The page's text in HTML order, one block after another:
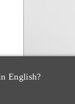
English?